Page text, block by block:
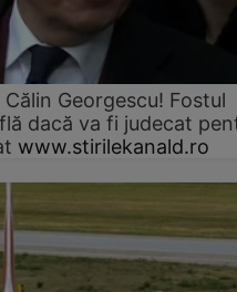
Georgescu! Fostul
dacă va fi judecat
www.stirilekanald.ro